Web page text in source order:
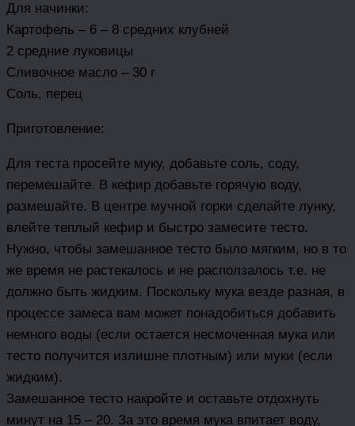
Для начинки:
Картофель – 6 – 8 средних клубней
2 средние луковицы
Сливочное масло – 30 г
Соль, перец
Приготовление:
Для теста просейте муку, добавьте соль, соду,
перемешайте. В кефир добавьте горячую воду,
размешайте. В центре мучной горки сделайте лунку,
влейте теплый кефир и быстро замесите тесто.
Нужно, чтобы замешанное тесто было мягким, но в то
же время не растекалось и не расползалось т.е. не
должно быть жидким. Поскольку мука везде разная, в
процессе замеса вам может понадобиться добавить
немного воды (если остается несмоченная мука или
тесто получится излишне плотным) или муки (если
жидким).
Замешанное тесто накройте и оставьте отдохнуть
минут на 15 – 20. За это время мука впитает воду,